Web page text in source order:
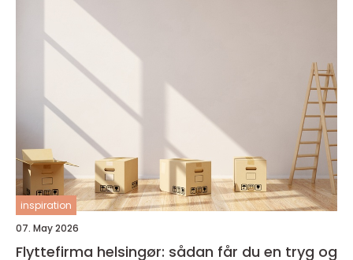
inspiration
07. May 2026
Flyttefirma helsingør: sådan får du en tryg og